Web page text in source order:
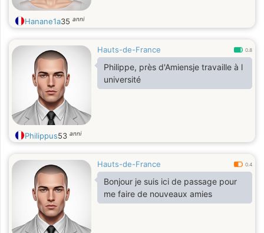
Hanane1a35 anni
Hauts-de-France 0.8
Philippe, près d'Amiensje travaille à l
université
Philippus53 anni
Hauts-de-France 0.4
Bonjour je suis ici de passage pour
me faire de nouveaux amies